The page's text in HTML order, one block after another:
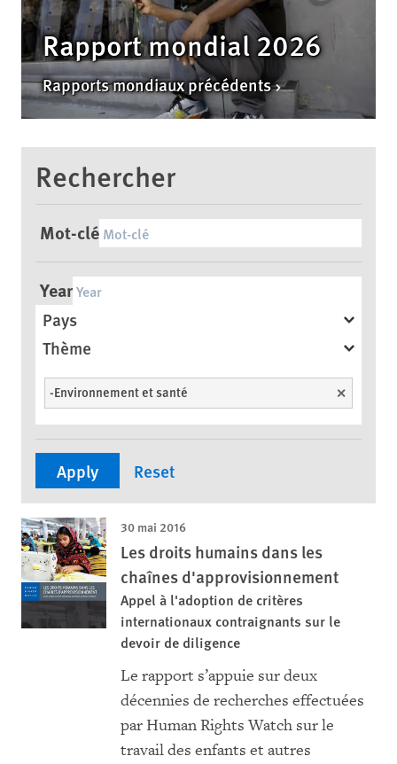
Rapport mondial 2026
Rapports mondiaux précédents
Rechercher
Mot-clé
Year
Pays
Thème
-Environnement et santé Unselect
30 mai 2016
Les droits humains dans les
chaînes d'approvisionnement
Appel à l'adoption de critères
internationaux contraignants sur le
devoir de diligence
Le rapport s’appuie sur deux
décennies de recherches effectuées
par Human Rights Watch sur le
travail des enfants et autres